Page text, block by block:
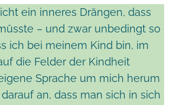
ein inneres Drängen, dass
– und zwar unbedingt so
ich bei meinem Kind bin, im
die Felder der Kindheit
Sprache um mich herum
an, dass man sich in sich